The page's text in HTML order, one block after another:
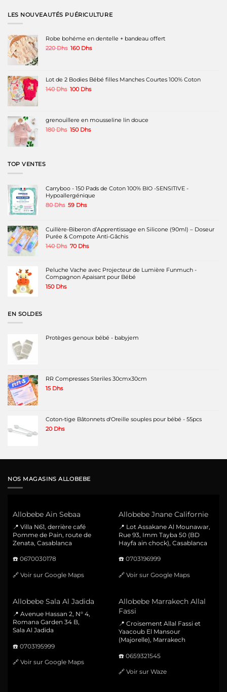
variations.
être
choisies
produit
être
du
LES NOUVEAUTÉS PUÉRICULTURE
Robe bohéme en dentelle + bandeau offert
220Dhs Le
220 Dhs.
160 DhsLe
160 Dhs.
Lot de 2 Bodies Bébé filles Manches Courtes 100% Coton
140Dhs Le
140 Dhs.
100 DhsLe
100 Dhs.
grenouillere en mousseline lin douce
180Dhs Le
150 DhsLe
TOP VENTES
Carryboo - 150 Pads de Coton 100% BIO -SENSITIVE -
Hypoallergénique
80Dhs Le
était :
80 Dhs.
59 DhsLe
59 Dhs.
Cuillère-Biberon d’Apprentissage en Silicone (90ml) – Doseur
Purée & Compote Anti-Gâchis
140Dhs Le
était :
140 Dhs.
70 DhsLe
70 Dhs.
Peluche Vache avec Projecteur de Lumière Funmuch -
Compagnon Apaisant pour Bébé
150 Dhs
EN SOLDES
Protèges genoux bébé - babyjem
RR Compresses Steriles 30cmx30cm
15 Dhs
Coton-tige Bâtonnets d'Oreille souples pour bébé - 55pcs
20 Dhs
NOS MAGASINS ALLOBEBE
Allobebe Ain Sebaa
📍 Villa N61, derrière café
Pomme de Pain, route de
Zenata, Casablanca
☎️ 0670030178
🔗 Voir sur Google Maps
Allobebe Jnane Californie
📍 Lot Assakane Al Mounawar,
Rue 93, Imm Tayba 50 (BD
Hayfa ain chock), Casablanca
☎️ 0703196999
🔗 Voir sur Google Maps
Allobebe Sala Al Jadida
📍 Avenue Hassan 2, N° 4,
Romana Garden 34 B,
Sala Al Jadida
☎️ 0703195999
🔗 Voir sur Google Maps
Allobebe Marrakech Allal
Fassi
📍 Croisement Allal Fassi et
Yaacoub El Mansour
(Majorelle), Marrakech
☎️ 0659321545
🔗 Voir sur Waze